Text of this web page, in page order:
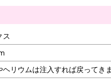
ス
リウムは注入すれば戻ってき